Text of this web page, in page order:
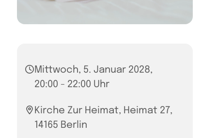
Mittwoch, 5. Januar 2028,
20:00 - 22:00 Uhr
Kirche Zur Heimat, Heimat 27,
14165 Berlin